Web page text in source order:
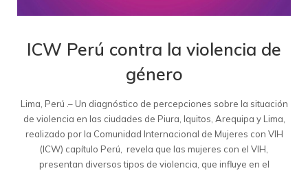
ICW Perú contra la violencia de
género
Lima, Perú .– Un diagnóstico de percepciones sobre la situación
de violencia en las ciudades de Piura, Iquitos, Arequipa y Lima,
realizado por la Comunidad Internacional de Mujeres con VIH
(ICW) capítulo Perú, revela que las mujeres con el VIH,
presentan diversos tipos de violencia, que influye en el